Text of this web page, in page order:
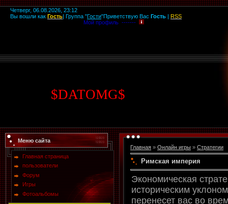
Четверг, 06.08.2026, 23:12
Вы вошли как Гость| Группа "Гости"Приветствую Вас Гость | RSS
Мой профиль -------
$DATOMG$
Меню сайта
Главная страница
пользователи
Форум
Игры
Фотоальбомы
Главная » Онлайн игры » Стратегии
Римская империя
Экономическая
историческим
перенесет вас во